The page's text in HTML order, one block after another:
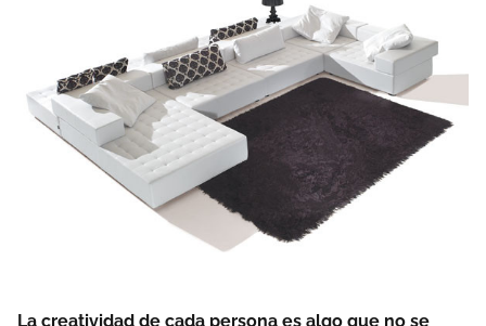
La creatividad de cada persona es algo que no se